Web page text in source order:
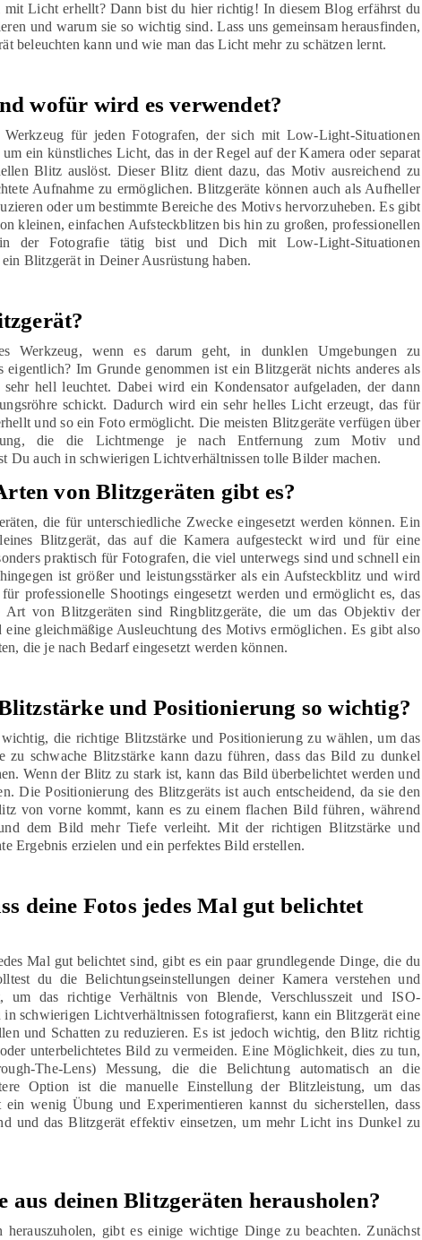
Licht erhellt? Dann bist du hier richtig! In diesem Blog erfährst du
und warum sie so wichtig sind. Lass uns gemeinsam herausfinden,
beleuchten kann und wie man das Licht mehr zu schätzen lernt.
wofür wird es verwendet?
für jeden Fotografen, der sich mit Low-Light-Situationen
ein künstliches Licht, das in der Regel auf der Kamera oder separat
Blitz auslöst. Dieser Blitz dient dazu, das Motiv ausreichend zu
Aufnahme zu ermöglichen. Blitzgeräte können auch als Aufheller
oder um bestimmte Bereiche des Motivs hervorzuheben. Es gibt
kleinen, einfachen Aufsteckblitzen bis hin zu großen, professionellen
der Fotografie tätig bist und Dich mit Low-Light-Situationen
Blitzgerät in Deiner Ausrüstung haben.
Werkzeug, wenn es darum geht, in dunklen Umgebungen zu
Im Grunde genommen ist ein Blitzgerät nichts anderes als
hell leuchtet. Dabei wird ein Kondensator aufgeladen, der dann
schickt. Dadurch wird ein sehr helles Licht erzeugt, das für
und so ein Foto ermöglicht. Die meisten Blitzgeräte verfügen über
die die Lichtmenge je nach Entfernung zum Motiv und
Du auch in schwierigen Lichtverhältnissen tolle Bilder machen.
von Blitzgeräten gibt es?
die für unterschiedliche Zwecke eingesetzt werden können. Ein
Blitzgerät, das auf die Kamera aufgesteckt wird und für eine
praktisch für Fotografen, die viel unterwegs sind und schnell ein
ist größer und leistungsstärker als ein Aufsteckblitz und wird
professionelle Shootings eingesetzt werden und ermöglicht es, das
von Blitzgeräten sind Ringblitzgeräte, die um das Objektiv der
eine gleichmäßige Ausleuchtung des Motivs ermöglichen. Es gibt also
die je nach Bedarf eingesetzt werden können.
und Positionierung so wichtig?
die richtige Blitzstärke und Positionierung zu wählen, um das
zu schwache Blitzstärke kann dazu führen, dass das Bild zu dunkel
Wenn der Blitz zu stark ist, kann das Bild überbelichtet werden und
Die Positionierung des Blitzgeräts ist auch entscheidend, da sie den
von vorne kommt, kann es zu einem flachen Bild führen, während
dem Bild mehr Tiefe verleiht. Mit der richtigen Blitzstärke und
Ergebnis erzielen und ein perfektes Bild erstellen.
deine Fotos jedes Mal gut belichtet
Mal gut belichtet sind, gibt es ein paar grundlegende Dinge, die du
du die Belichtungseinstellungen deiner Kamera verstehen und
um das richtige Verhältnis von Blende, Verschlusszeit und ISO-
schwierigen Lichtverhältnissen fotografierst, kann ein Blitzgerät eine
und Schatten zu reduzieren. Es ist jedoch wichtig, den Blitz richtig
unterbelichtetes Bild zu vermeiden. Eine Möglichkeit, dies zu tun,
The-Lens) Messung, die die Belichtung automatisch an die
Option ist die manuelle Einstellung der Blitzleistung, um das
wenig Übung und Experimentieren kannst du sicherstellen, dass
und das Blitzgerät effektiv einsetzen, um mehr Licht ins Dunkel zu
aus deinen Blitzgeräten herausholen?
herauszuholen, gibt es einige wichtige Dinge zu beachten. Zunächst